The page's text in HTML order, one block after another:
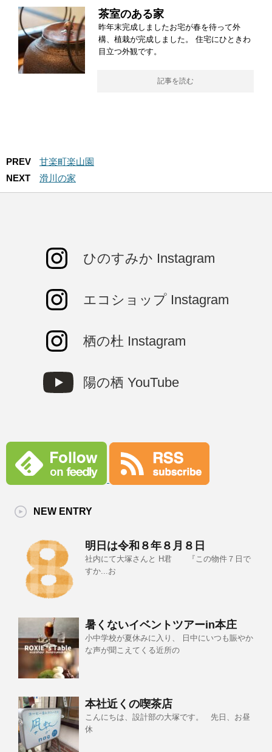
茶室のある家
昨年末完成しましたお宅が春を待って外
構、植栽が完成しました。 住宅にひときわ
目立つ外観です。
記事を読む
PREV
甘楽町楽山園
NEXT
滑川の家
ひのすみか Instagram
エコショップ Instagram
栖の杜 Instagram
陽の栖 YouTube
NEW ENTRY
明日は令和８年８月８日
社内にて大塚さんと H君 『この物件７日で
すか...お
暑くないイベントツアーin本庄
小中学校が夏休みに入り、 日中にいつも賑やか
な声が聞こえてくる近所の
本社近くの喫茶店
こんにちは、設計部の大塚です。 先日、お昼
休